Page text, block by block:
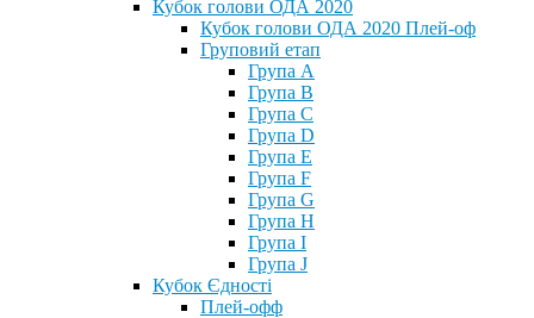
Кубок голови ОДА 2020
Кубок голови ОДА 2020 Плей-оф
Груповий етап
Група A
Група B
Група C
Група D
Група E
Група F
Група G
Група H
Група I
Група J
Кубок Єдності
Плей-офф